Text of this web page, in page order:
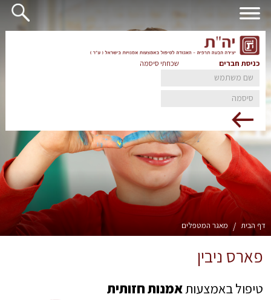
כניסת חברים שכחתי סיסמה
דף הבית / מאגר המטפלים
פארס ניבין
טיפול באמצעותאמנות חזותית